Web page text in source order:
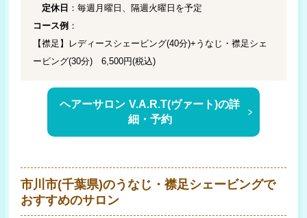
定休日 ：毎週月曜日、隔週火曜日を予定
コース例 ：
【襟足】レディースシェービング(40分)+うなじ・襟足シェ
ービング(30分) 6,500円(税込)
ヘアーサロン V.A.R.T(ヴァート)の詳
細・予約
市川市(千葉県)のうなじ・襟足シェービングで
おすすめのサロン